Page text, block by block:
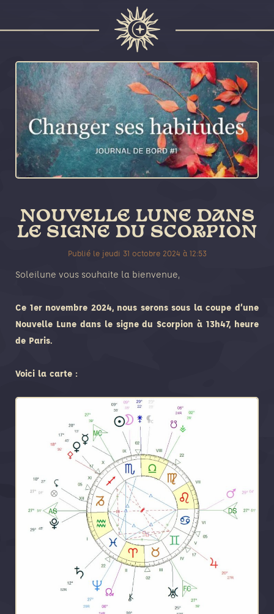
NOUVELLE LUNE DANS
LE SIGNE DU SCORPION
Publié le jeudi 31 octobre 2024 à 12:53
Soleilune vous souhaite la bienvenue,
Ce 1er novembre 2024, nous serons sous la coupe d’une
Nouvelle Lune dans le signe du Scorpion à 13h47, heure
de Paris.
Voici la carte :